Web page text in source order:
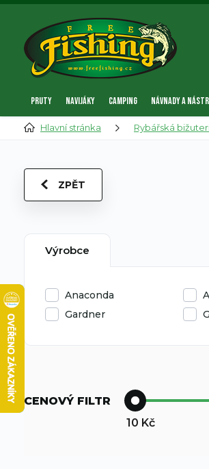
PRUTY NAVIJÁKY CAMPING NÁVNADY A
Hlavní stránka Rybářská
ZPĚT
Výrobce
Anaconda
Gardner
CENOVÝ FILTR
10 Kč